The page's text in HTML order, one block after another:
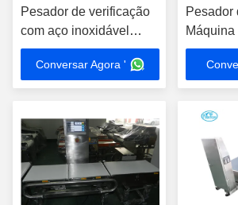
Pesador de verificação
com aço inoxidável
304/316 Construção e
velocidade de correia
personalizável para
Conversar Agora '
Pesador
para
Pesos